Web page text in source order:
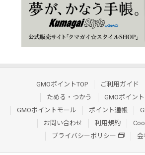
GMOポイントTOP ご利用ガイド
ためる・つかう
GMOポイン
GMOポイントモール
ポイント通帳
お問い合わせ
利用規約
プライバシーポリシー
会